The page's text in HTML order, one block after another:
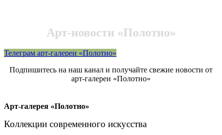
Арт-новости «Полотно»
Телеграм арт-галереи «Полотно»
Подпишитесь на наш канал и получайте свежие новости от
арт-галереи «Полотно»
Арт-галерея «Полотно»
Коллекции современного искусства